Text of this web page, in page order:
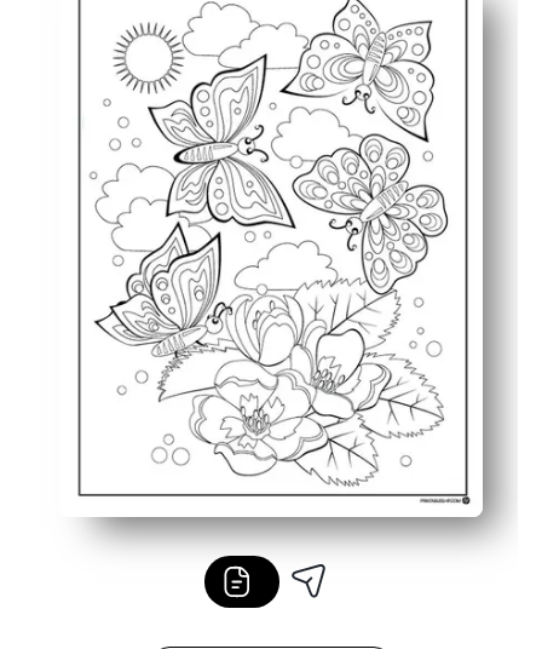
Εντυπωσιακές λεπτομέρειες - οι πεταλούδες και τα
Ευέλικτος χρόνος - χρώμα για γρήγορο διάλειμμα ή
Φιλικό προς την οικογένεια και την τάξη - ιδανικό